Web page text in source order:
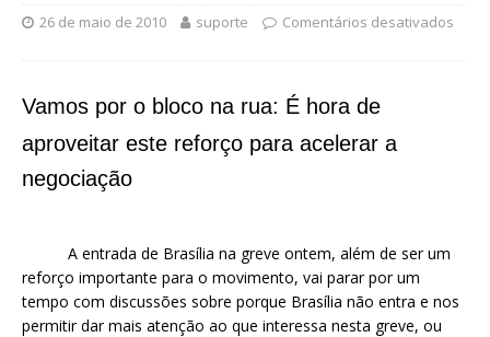
26 de maio de 2010 suporte Comentários desativados
Vamos por o bloco na rua: É hora de
aproveitar este reforço para acelerar a
negociação
A entrada de Brasília na greve ontem, além de ser um
reforço importante para o movimento, vai parar por um
tempo com discussões sobre porque Brasília não entra e nos
permitir dar mais atenção ao que interessa nesta greve, ou